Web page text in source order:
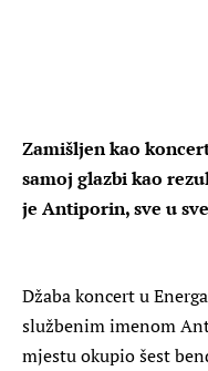
Zamišljen kao
samoj glazbi kao
je Antiporin, sve u
Džaba koncert u
službenim imenom
mjestu okupio šest